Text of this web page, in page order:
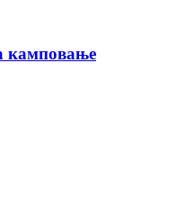
камповање